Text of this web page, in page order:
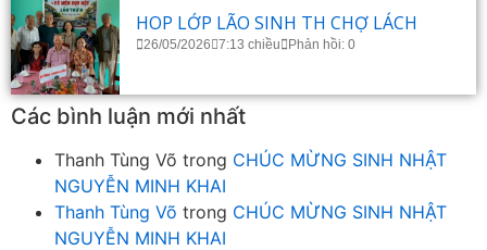
HOP LỚP LÃO SINH TH CHỢ LÁCH
26/05/2026 7:13 chiều Phản hồi: 0
Các bình luận mới nhất
Thanh Tùng Võ trong CHÚC MỪNG SINH NHẬT
NGUYỄN MINH KHAI
Thanh Tùng Võ trong CHÚC MỪNG SINH NHẬT
NGUYỄN MINH KHAI